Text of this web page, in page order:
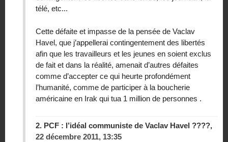
télé, etc...
Cette défaite et impasse de la pensée de Vaclav
Havel, que j’appellerai contingentement des libertés
afin que les travailleurs et les jeunes en soient exclus
de fait et dans la réalité, amenait d’autres défaites
comme d’accepter ce qui heurte profondément
l’humanité, comme de participer à la boucherie
américaine en Irak qui tua 1 million de personnes .
2. PCF : l’idéal communiste de Vaclav Havel ????,
22 décembre 2011, 13:35